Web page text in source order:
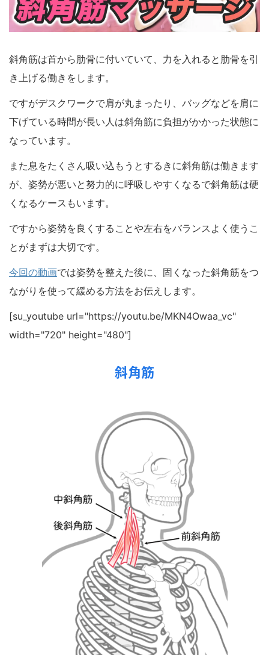
斜角筋は首から肋骨に付いていて、力を入れると肋骨を引
き上げる働きをします。
ですがデスクワークで肩が丸まったり、バッグなどを肩に
下げている時間が長い人は斜角筋に負担がかかった状態に
なっています。
また息をたくさん吸い込もうとするきに斜角筋は働きます
が、姿勢が悪いと努力的に呼吸しやすくなるで斜角筋は硬
くなるケースもいます。
ですから姿勢を良くすることや左右をバランスよく使うこ
とがまずは大切です。
今回の動画では姿勢を整えた後に、固くなった斜角筋をつ
ながりを使って緩める方法をお伝えします。
[su_youtube url="https://youtu.be/MKN4Owaa_vc"
width="720" height="480"]
斜角筋